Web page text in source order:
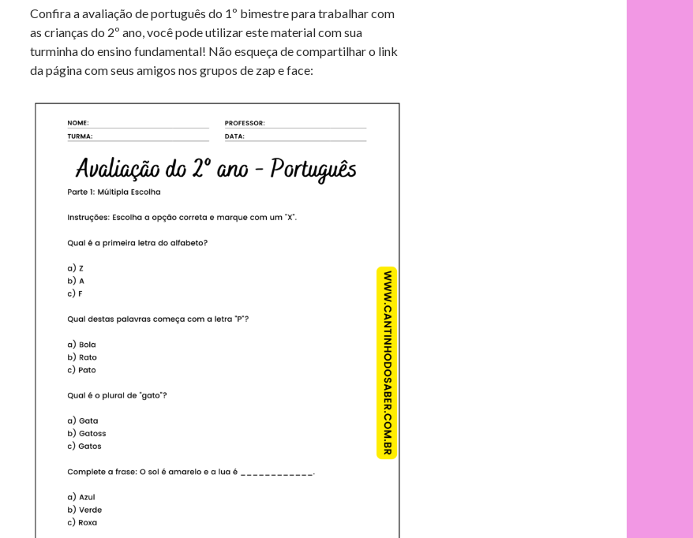
Confira a avaliação de português do 1º bimestre para trabalhar com
as crianças do 2º ano, você pode utilizar este material com sua
turminha do ensino fundamental! Não esqueça de compartilhar o link
da página com seus amigos nos grupos de zap e face: